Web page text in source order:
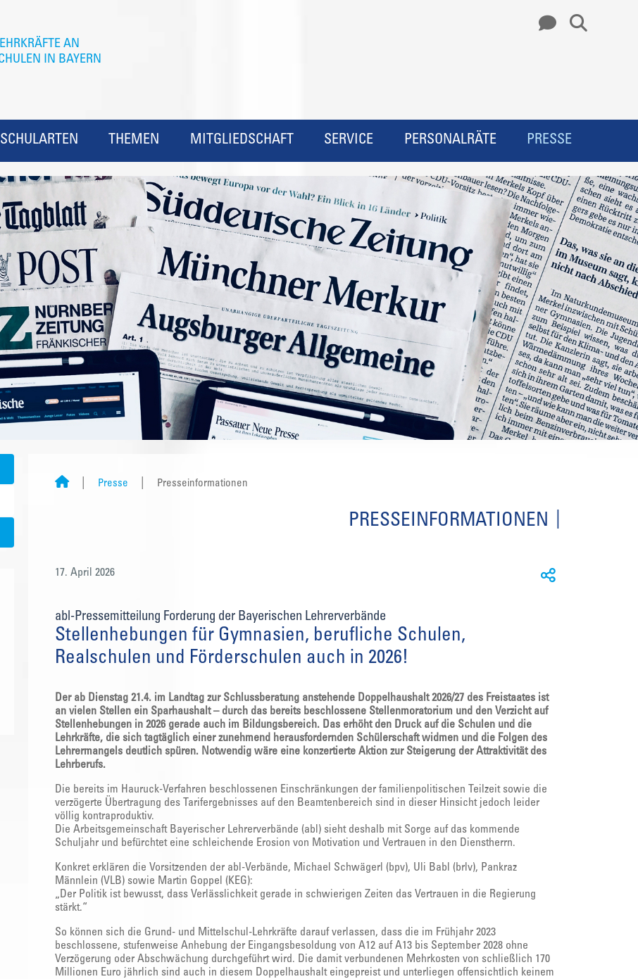
SCHULARTEN THEMEN MITGLIEDSCHAFT SERVICE PERSONALRÄTE PRESSE
Presse Presseinformationen
PRESSEINFORMATIONEN
17. April 2026
abl-Pressemitteilung Forderung der Bayerischen Lehrerverbände
Stellenhebungen für Gymnasien, berufliche Schulen,
Realschulen und Förderschulen auch in 2026!
Der ab Dienstag 21.4. im Landtag zur Schlussberatung anstehende Doppelhaushalt 2026/27 des Freistaates ist
an vielen Stellen ein Sparhaushalt – durch das bereits beschlossene Stellenmoratorium und den Verzicht auf
Stellenhebungen in 2026 gerade auch im Bildungsbereich. Das erhöht den Druck auf die Schulen und die
Lehrkräfte, die sich tagtäglich einer zunehmend herausfordernden Schülerschaft widmen und die Folgen des
Lehrermangels deutlich spüren. Notwendig wäre eine konzertierte Aktion zur Steigerung der Attraktivität des
Lehrberufs.
Die bereits im Hauruck-Verfahren beschlossenen Einschränkungen der familienpolitischen Teilzeit sowie die
verzögerte Übertragung des Tarifergebnisses auf den Beamtenbereich sind in dieser Hinsicht jedoch leider
völlig kontraproduktiv.
Die Arbeitsgemeinschaft Bayerischer Lehrerverbände (abl) sieht deshalb mit Sorge auf das kommende
Schuljahr und befürchtet eine schleichende Erosion von Motivation und Vertrauen in den Dienstherrn.
Konkret erklären die Vorsitzenden der abl-Verbände, Michael Schwägerl (bpv), Uli Babl (brlv), Pankraz
Männlein (VLB) sowie Martin Goppel (KEG):
„Der Politik ist bewusst, dass Verlässlichkeit gerade in schwierigen Zeiten das Vertrauen in die Regierung
stärkt.“
So können sich die Grund- und Mittelschul-Lehrkräfte darauf verlassen, dass die im Frühjahr 2023
beschlossene, stufenweise Anhebung der Eingangsbesoldung von A12 auf A13 bis September 2028 ohne
Verzögerung oder Abschwächung durchgeführt wird. Die damit verbundenen Mehrkosten von schließlich 170
Millionen Euro jährlich sind auch in diesem Doppelhaushalt eingepreist und unterliegen offensichtlich keinem